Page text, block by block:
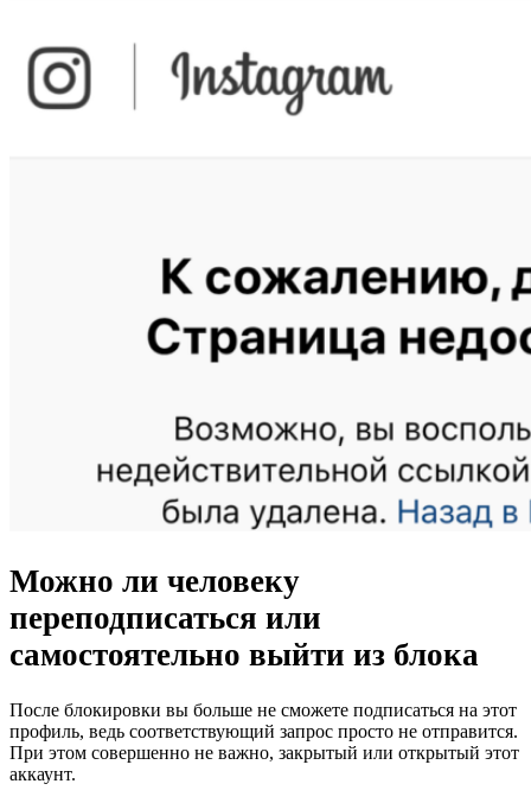
Можно ли человеку
переподписаться или
самостоятельно выйти из блока
После блокировки вы больше не сможете подписаться на этот
профиль, ведь соответствующий запрос просто не отправится.
При этом совершенно не важно, закрытый или открытый этот
аккаунт.